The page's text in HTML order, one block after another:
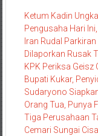
Ketum Kadin
Pengusaha Hari
Iran Rudal
Dilaporkan Rusak
KPK Periksa
Bupati Kukar,
Sudaryono
Orang Tua, Punya
Tiga Perusahaan
Cemari Sungai